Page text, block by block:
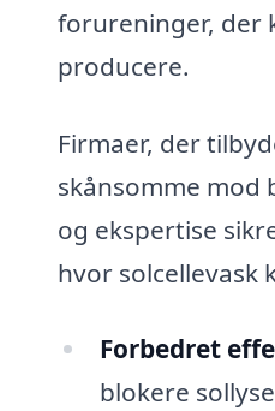
forureninger, der
producere.
Firmaer, der
skånsomme mod
og ekspertise
hvor solcellevask
Forbedret
blokere